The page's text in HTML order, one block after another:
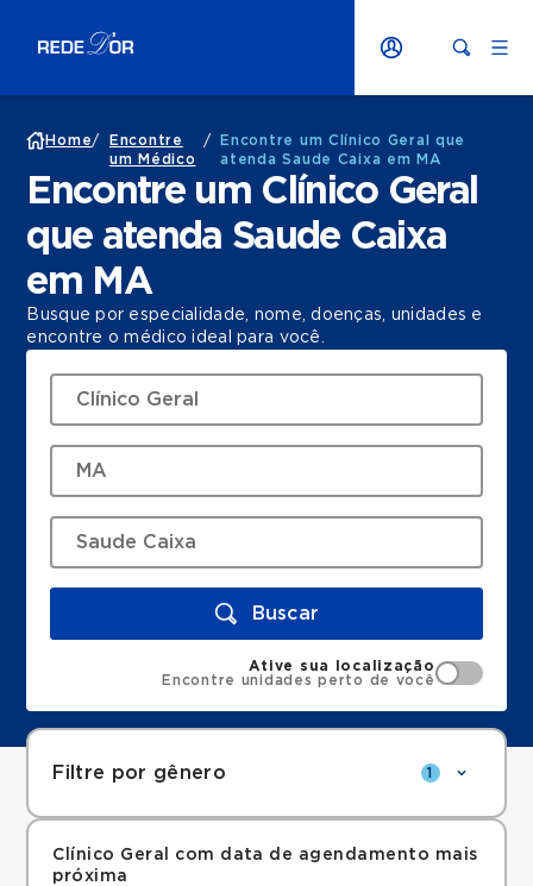
Home/
Encontre
um Médico
/
Encontre um Clínico Geral que
atenda Saude Caixa em MA
Encontre um Clínico Geral
que atenda Saude Caixa
em MA
Busque por especialidade, nome, doenças, unidades e
encontre o médico ideal para você.
Buscar
Ative sua localização
Encontre unidades perto de você
Filtre por gênero 1
Clínico Geral com data de agendamento mais
próxima